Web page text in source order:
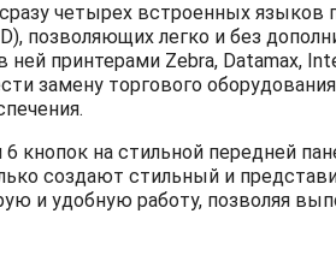
сразу четырех встроенных языков
позволяющих легко и без
ней принтерами Zebra, Datamax,
замену торгового
кнопок на стильной передней
создают стильный и
и удобную работу, позволяя